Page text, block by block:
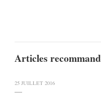
Articles
25 JUILLET 2016